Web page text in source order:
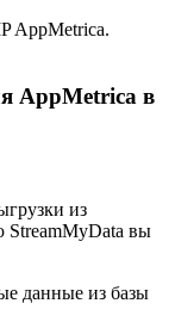
AppMetrica.
AppMetrica в
из
StreamMyData вы
данные из базы